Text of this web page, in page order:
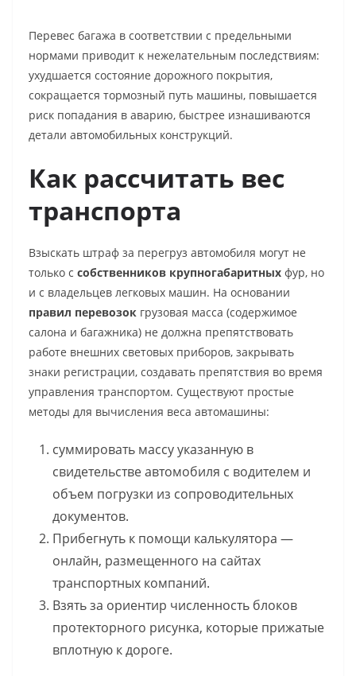
Перевес багажа в соответствии с предельными
нормами приводит к нежелательным последствиям:
ухудшается состояние дорожного покрытия,
сокращается тормозный путь машины, повышается
риск попадания в аварию, быстрее изнашиваются
детали автомобильных конструкций.
Как рассчитать вес
транспорта
Взыскать штраф за перегруз автомобиля могут не
только с собственников крупногабаритных фур, но
и с владельцев легковых машин. На основании
правил перевозок грузовая масса (содержимое
салона и багажника) не должна препятствовать
работе внешних световых приборов, закрывать
знаки регистрации, создавать препятствия во время
управления транспортом. Существуют простые
методы для вычисления веса автомашины:
суммировать массу указанную в
свидетельстве автомобиля с водителем и
объем погрузки из сопроводительных
документов.
Прибегнуть к помощи калькулятора —
онлайн, размещенного на сайтах
транспортных компаний.
Взять за ориентир численность блоков
протекторного рисунка, которые прижатые
вплотную к дороге.